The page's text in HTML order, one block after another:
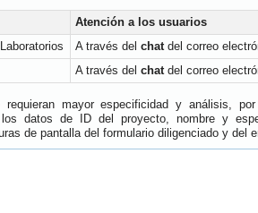
Atención a los usuarios
A través del chatdel correo
A través del chatdel correo
requieran mayor especificidad y análisis,
datos de ID del proyecto, nombre y
de pantalla del formulario diligenciado y del